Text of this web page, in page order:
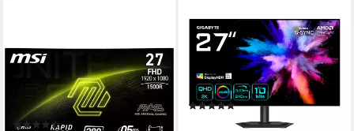
Diagonale
1920 x 1080 px, Full HD Auflösung
Reaktionszeit
Produktdatenblatt
(83)
GO27Q24G Gaming-Monitor
67 cm/ 26,5 Zoll Diagonale
2560 x 1440 px, QHD Auflösung
0,03 ms Reaktionszeit
Produktdatenblatt
(1)
UVP399,00 €